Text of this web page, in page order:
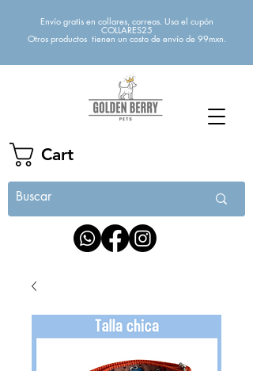
Cart
Envío gratis en collares, correas. Usa el cupón
COLLARES25
Otros productos tienen un costo de envío de 99mxn.